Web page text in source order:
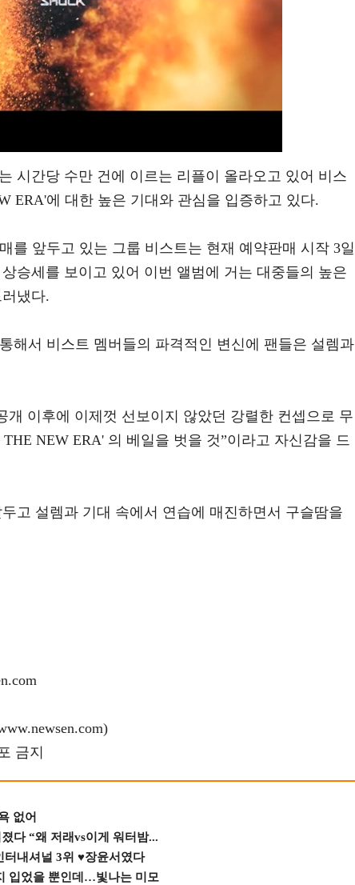
시간당 수만 건에 이르는 리플이 올라오고 있어 비스
ERA'에 대한 높은 기대와 관심을 입증하고 있다.
를 앞두고 있는 그룹 비스트는 현재 예약판매 시작 3일
승세를 보이고 있어 이번 앨범에 거는 대중들의 높은
냈다.
해서 비스트 멤버들의 파격적인 변신에 팬들은 설렘과
개 이후에 이제껏 선보이지 않았던 강렬한 컨셉으로 무
NEW ERA' 의 베일을 벗을 것”이라고 자신감을 드
고 설렘과 기대 속에서 연습에 매진하면서 구슬땀을
금지
없어
다 “왜 저래vs이게 워터밤...
터내셔널 3위 ♥장윤서였다
입었을 뿐인데…빛나는 미모